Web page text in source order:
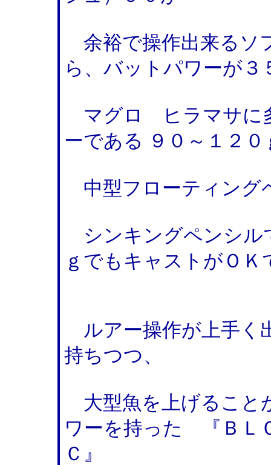
余裕で操作出来るソ
ら、バットパワーが
マグロ ヒラマサに
ーである ９０～１２０
中型フローティング
シンキングペンシル
ｇでもキャストがＯＫ
ルアー操作が上手く
持ちつつ、
大型魚を上げること
ワーを持った 『ＢＬ
Ｃ』